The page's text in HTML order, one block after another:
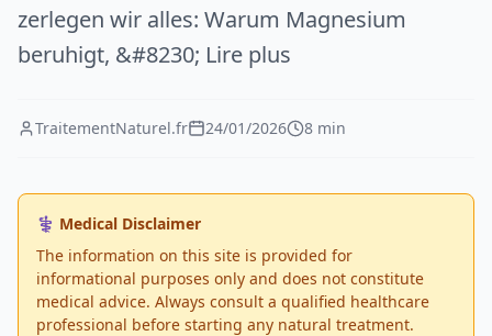
zerlegen wir alles: Warum Magnesium
beruhigt, &#8230; Lire plus
TraitementNaturel.fr 24/01/2026 8 min
⚕️ Medical Disclaimer
The information on this site is provided for
informational purposes only and does not constitute
medical advice. Always consult a qualified healthcare
professional before starting any natural treatment.